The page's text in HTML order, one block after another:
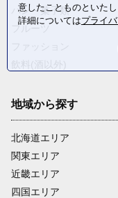
パン・菓子類
フルーツ
地域から探す
北海道エリア
関東エリア
近畿エリア
四国エリア
意したことものといたし
詳細についてはプライ